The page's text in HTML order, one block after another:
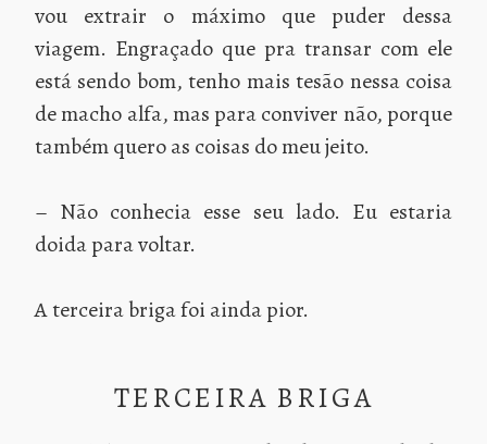
vou extrair o máximo que puder dessa
viagem. Engraçado que pra transar com ele
está sendo bom, tenho mais tesão nessa coisa
de macho alfa, mas para conviver não, porque
também quero as coisas do meu jeito.
– Não conhecia esse seu lado. Eu estaria
doida para voltar.
A terceira briga foi ainda pior.
TERCEIRA BRIGA